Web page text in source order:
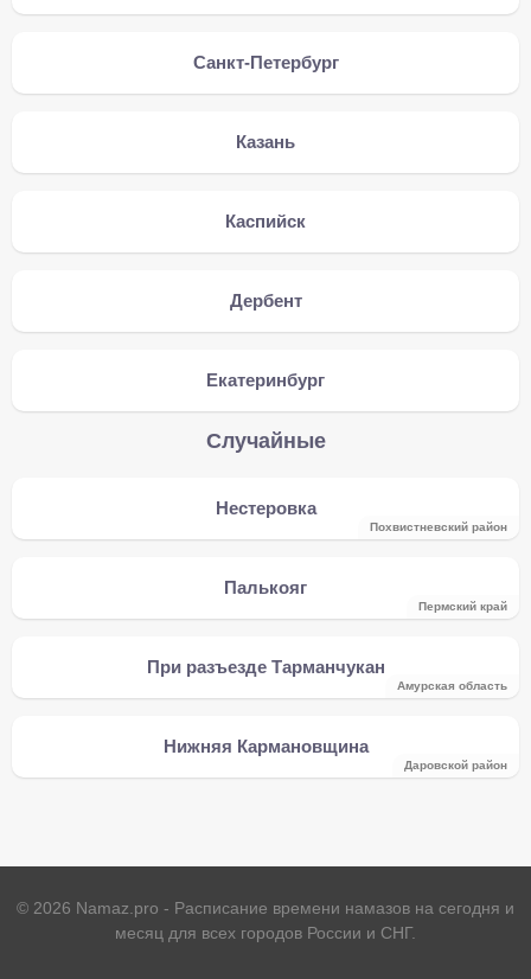
Санкт-Петербург
Казань
Каспийск
Дербент
Екатеринбург
Случайные
Нестеровка
Похвистневский район
Палькояг
Пермский край
При разъезде Тарманчукан
Амурская область
Нижняя Кармановщина
Даровской район
© 2026 Namaz.pro - Расписание времени намазов на сегодня и
месяц для всех городов России и СНГ.